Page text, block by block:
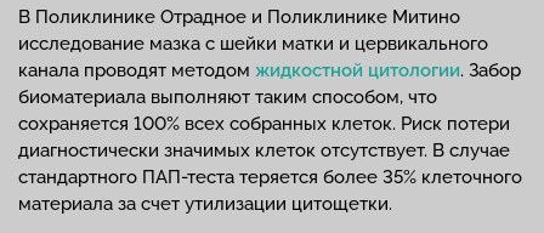
В Поликлинике Отрадное и Поликлинике Митино
исследование мазка с шейки матки и цервикального
канала проводят методом жидкостной цитологии. Забор
биоматериала выполняют таким способом, что
сохраняется 100% всех собранных клеток. Риск потери
диагностически значимых клеток отсутствует. В случае
стандартного ПАП-теста теряется более 35% клеточного
материала за счет утилизации цитощетки.